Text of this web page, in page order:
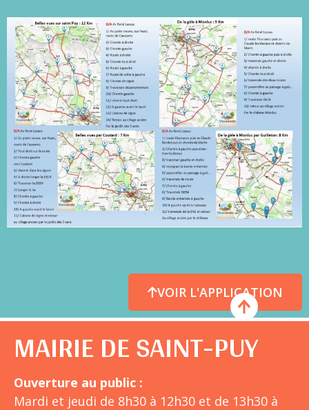
VOIR L'APPLICATION
MAIRIE DE SAINT-PUY
Ouverture au public :
Mardi et jeudi de 8h30 à 12h30 et de 13h30 à